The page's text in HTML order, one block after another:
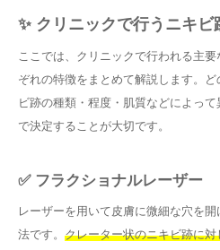
✨ クリニックで行うニキビ
ここでは、クリニックで行われる主
ぞれの特徴をまとめて解説します。
ビ跡の種類・程度・肌質などによっ
で決定することが大切です。
✅ フラクショナルレーザー
レーザーを用いて皮膚に微細な穴を
法です。 クレーター状のニキビ跡に